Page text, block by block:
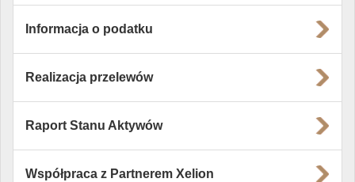
Informacja o podatku
Realizacja przelewów
Raport Stanu Aktywów
Współpraca z Partnerem Xelion